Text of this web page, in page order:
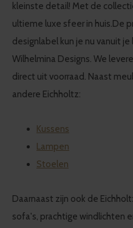
kleinste detail! Met de
ultieme luxe sfeer in huis.De
designlabel kun je nu vanuit
Wilhelmina Designs. We
direct uit voorraad. Naast
andere Eichholtz:
Kussens
Lampen
Stoelen
Daarnaast zijn ook de
sofa's, prachtige windlichten